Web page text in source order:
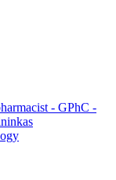
- GPhC -